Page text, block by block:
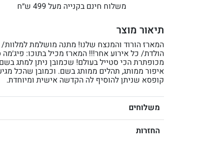
משלוח חינם בקנייה מעל 499 ש״ח
תיאור מוצר
המארז הורוד והמנצח שלנו! מתנה מושלמת למלוות/
הולדת/ כל אירוע אחר!!! המארז מכיל בתוכו:
מכופתרת הכי סטייל בעולם! שכמובן ניתן למתג
איפור ממותג, תהלים ממותג בשם. וכמובן שהכל
קופסא שניתן להוסיף לה הקדשה אישית ומיוחדת.
משלוחים
החזרות